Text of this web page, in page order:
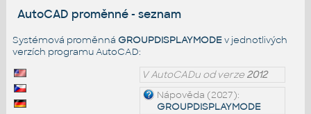
AutoCAD proměnné - seznam
Systémová proměnná GROUPDISPLAYMODEv jednotlivých
verzích programu AutoCAD:
V AutoCADu od verze2012
Nápověda (2027):
GROUPDISPLAYMODE